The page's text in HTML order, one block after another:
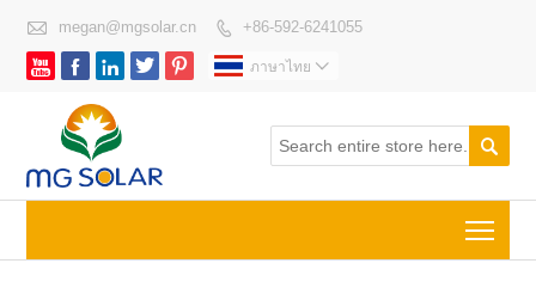
 megan@mgsolar.cn  +86-592-6241055
     ภาษาไทย 
